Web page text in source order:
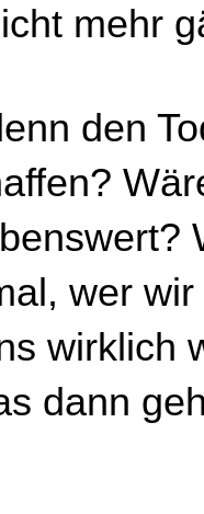
mehr
den
wer
wirklich
dann